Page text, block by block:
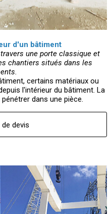
d'un bâtiment
une porte classique et
chantiers situés dans les
certains matériaux ou
l'intérieur du bâtiment. La
dans une pièce.
devis